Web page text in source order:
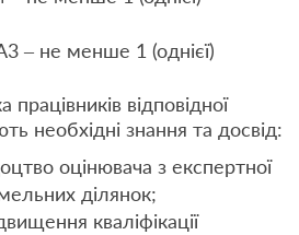
– не менше 1 (однієї)
працівників відповідної
необхідні знання та досвід:
оцінювача з експертної
ділянок;
кваліфікації